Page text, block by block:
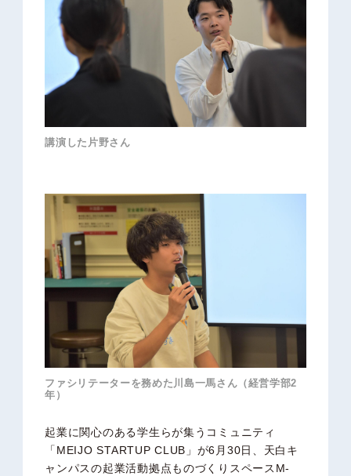
講演した片野さん
ファシリテーターを務めた川島一馬さん（経営学部2
年）
起業に関心のある学生らが集うコミュニティ
「MEIJO STARTUP CLUB」が6月30日、天白キ
ャンパスの起業活動拠点ものづくりスペースM-